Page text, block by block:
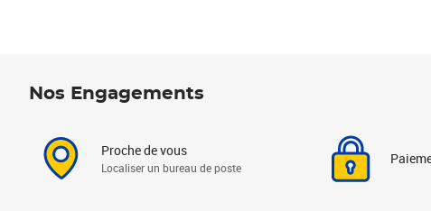
Nos Engagements
Proche de vous
Localiser un bureau de poste